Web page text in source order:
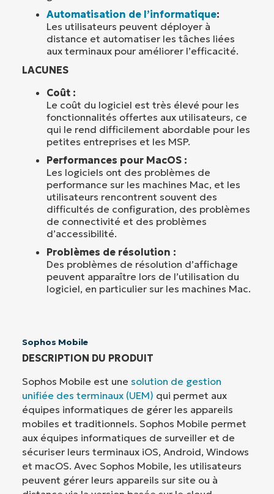
Automatisation de l’informatique:
Les utilisateurs peuvent déployer à
distance et automatiser les tâches liées
aux terminaux pour améliorer l’efficacité.
LACUNES
Coût :
Le coût du logiciel est très élevé pour les
fonctionnalités offertes aux utilisateurs, ce
qui le rend difficilement abordable pour les
petites entreprises et les MSP.
Performances pour MacOS :
Les logiciels ont des problèmes de
performance sur les machines Mac, et les
utilisateurs rencontrent souvent des
difficultés de configuration, des problèmes
de connectivité et des problèmes
d’accessibilité.
Problèmes de résolution :
Des problèmes de résolution d’affichage
peuvent apparaître lors de l’utilisation du
logiciel, en particulier sur les machines Mac.
Sophos Mobile
DESCRIPTION DU PRODUIT
Sophos Mobile est une solution de gestion
unifiée des terminaux (UEM) qui permet aux
équipes informatiques de gérer les appareils
mobiles et traditionnels. Sophos Mobile permet
aux équipes informatiques de surveiller et de
sécuriser leurs terminaux iOS, Android, Windows
et macOS. Avec Sophos Mobile, les utilisateurs
peuvent gérer leurs appareils sur site ou à